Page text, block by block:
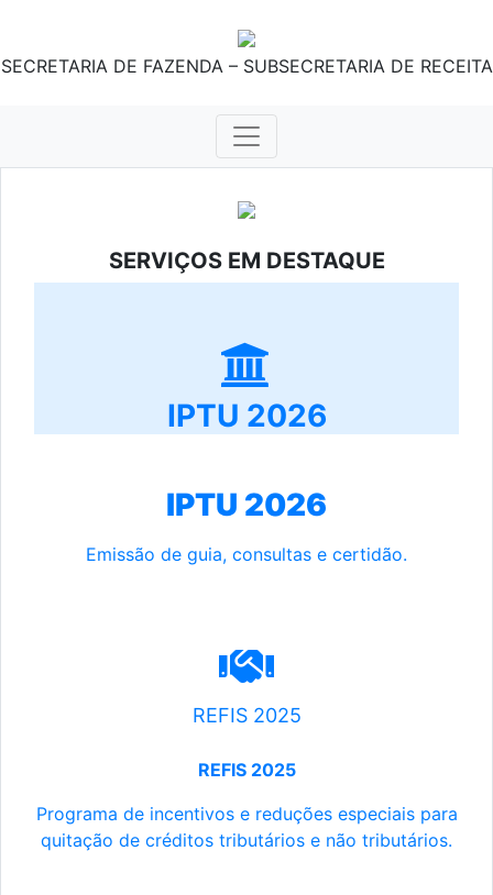
SECRETARIA DE FAZENDA – SUBSECRETARIA DE RECEITA
SERVIÇOS EM DESTAQUE
IPTU 2026
IPTU 2026
Emissão de guia, consultas e certidão.
REFIS 2025
REFIS 2025
Programa de incentivos e reduções especiais para
quitação de créditos tributários e não tributários.